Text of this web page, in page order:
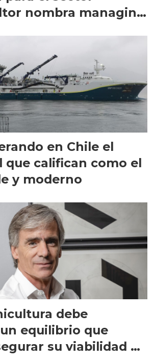
nombra managing
en Chile el
que califican como el
y moderno
debe
equilibrio que
su viabilidad de